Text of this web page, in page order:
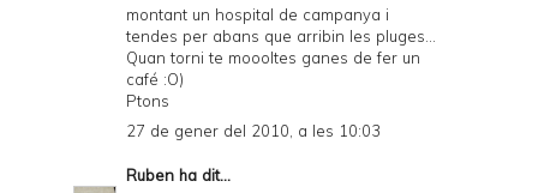
montant un hospital de campanya i
tendes per abans que arribin les pluges...
Quan torni te moooltes ganes de fer un
café :O)
Ptons
27 de gener del 2010, a les 10:03
Ruben ha dit...